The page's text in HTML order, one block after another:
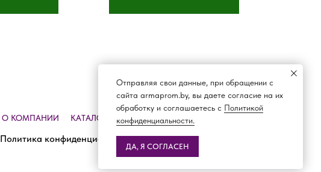
Политика конфиденциальности
О КОМПАНИИ КАТАЛОГ ДОСТАВКА И ОПЛАТА
Отправляя свои данные, при обращении с
сайта armaprom.by, вы даете согласие на их
обработку и соглашаетесь с Политикой
конфиденциальности.
ДА, Я СОГЛАСЕН